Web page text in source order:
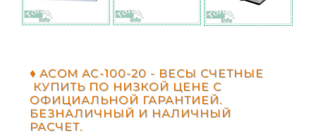
♦ ACOM AC-100-20 - ВЕСЫ СЧЕТНЫЕ
КУПИТЬ ПО НИЗКОЙ ЦЕНЕ С
ОФИЦИАЛЬНОЙ ГАРАНТИЕЙ.
БЕЗНАЛИЧНЫЙ И НАЛИЧНЫЙ
РАСЧЕТ.